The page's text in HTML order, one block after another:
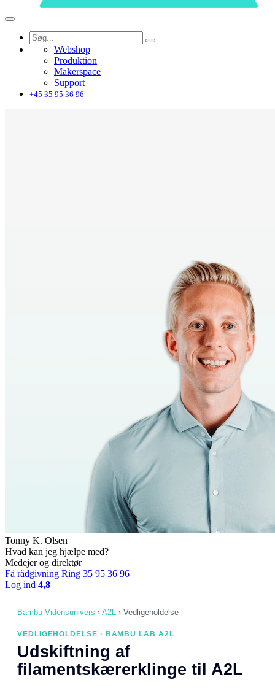
Webshop
Produktion
Makerspace
Support
+45 35 95 36 96
Tonny K. Olsen
Hvad kan jeg hjælpe med?
Medejer og direktør
Få rådgivning Ring 35 95 36 96
Log ind 4,8
Bambu Vidensunivers › A2L › Vedligeholdelse
VEDLIGEHOLDELSE · BAMBU LAB A2L
Udskiftning af
filamentskærerklinge til A2L